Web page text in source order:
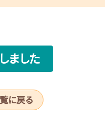
ました
に戻る